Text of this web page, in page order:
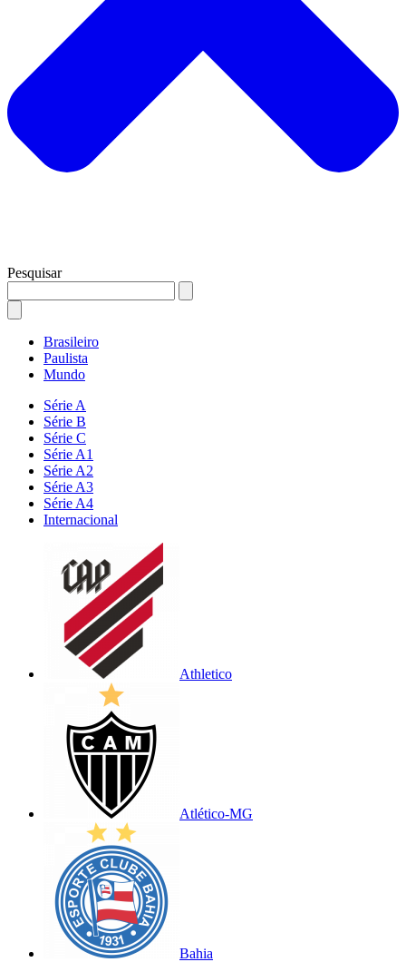
Pesquisar
Brasileiro
Paulista
Mundo
Série A
Série B
Série C
Série A1
Série A2
Série A3
Série A4
Internacional
Athletico
Atlético-MG
Bahia